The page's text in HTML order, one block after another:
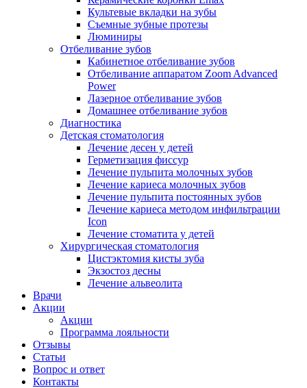
Культевые вкладки на зубы
Съемные зубные протезы
Люминиры
Отбеливание зубов
Кабинетное отбеливание зубов
Отбеливание аппаратом Zoom Advanced
Power
Лазерное отбеливание зубов
Домашнее отбеливание зубов
Диагностика
Детская стоматология
Лечение десен у детей
Герметизация фиссур
Лечение пульпита молочных зубов
Лечение кариеса молочных зубов
Лечение пульпита постоянных зубов
Лечение кариеса методом инфильтрации
Icon
Лечение стоматита у детей
Хирургическая стоматология
Цистэктомия кисты зуба
Экзостоз десны
Лечение альвеолита
Врачи
Акции
Акции
Программа лояльности
Отзывы
Статьи
Вопрос и ответ
Контакты